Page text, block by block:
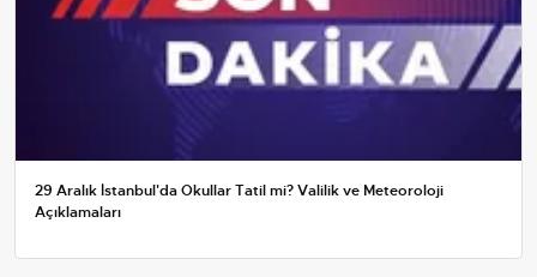
29 Aralık İstanbul'da Okullar Tatil mi? Valilik ve Meteoroloji
Açıklamaları